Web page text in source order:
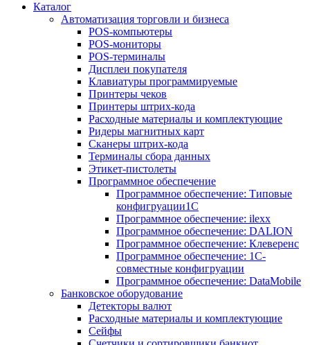
Каталог
Автоматизация торговли и бизнеса
POS-компьютеры
POS-мониторы
POS-терминалы
Дисплеи покупателя
Клавиатуры программируемые
Принтеры чеков
Принтеры штрих-кода
Расходные материалы и комплектующие
Ридеры магнитных карт
Сканеры штрих-кода
Терминалы сбора данных
Этикет-пистолеты
Программное обеспечение
Программное обеспечение: Типовые
конфигруации1С
Программное обеспечение: ilexx
Программное обеспечение: DALION
Программное обеспечение: Клеверенс
Программное обеспечение: 1С-
совместные конфигруации
Программное обеспечение: DataMobile
Банковское оборудование
Детекторы валют
Расходные материалы и комплектующие
Сейфы